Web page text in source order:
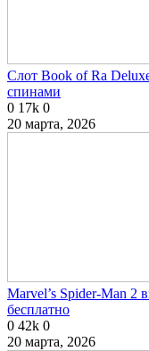
Слот Book of Ra
спинами
0 17k 0
20 марта, 2026
Marvel’s Spider-Man 2
бесплатно
0 42k 0
20 марта, 2026